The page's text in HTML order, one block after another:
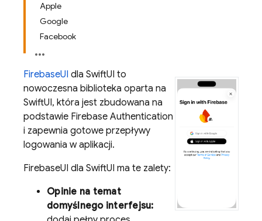
Apple
Google
Facebook
FirebaseUI dla SwiftUI to
nowoczesna biblioteka oparta na
SwiftUI, która jest zbudowana na
podstawie Firebase Authentication
i zapewnia gotowe przepływy
logowania w aplikacji.
FirebaseUI dla SwiftUI ma te zalety:
Opinie na temat
domyślnego interfejsu: